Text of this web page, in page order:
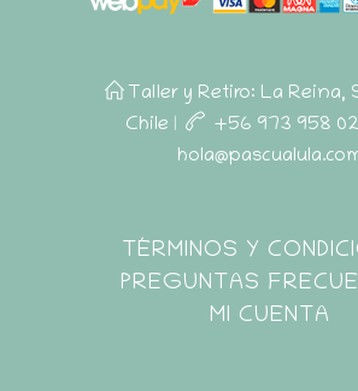
Taller y Retiro: La Reina,
Chile | +56 973 958
Pascualula
TÉRMINOS Y
PREGUNTAS
MI CUENTA